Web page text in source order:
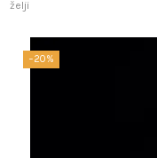
želji
−20%